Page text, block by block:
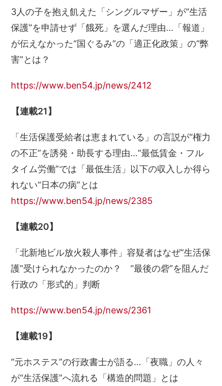
3人の子を抱え飢えた「シングルマザー」が“生活
保護”を申請せず「餓死」を選んだ理由…「報道」
が伝えなかった“国ぐるみ”の「適正化政策」の“弊
害”とは？
https://www.ben54.jp/news/2412
【連載21】
「生活保護受給者は恵まれている」の言説が“権力
の不正”を誘発・助長する理由…“最低賃金・フル
タイム労働”では「最低生活」以下の収入しか得ら
れない“日本の病”とは
https://www.ben54.jp/news/2385
【連載20】
「北新地ビル放火殺人事件」容疑者はなぜ“生活保
護”受けられなかったのか？ “最後の砦”を阻んだ
行政の「形式的」判断
https://www.ben54.jp/news/2361
【連載19】
“元ホステス”の行政書士が語る…「夜職」の人々
が“生活保護”へ流れる「構造的問題」とは